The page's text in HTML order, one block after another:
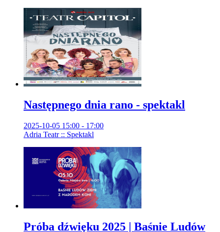
Następnego dnia rano - spektakl
2025-10-05 15:00 - 17:00
Adria Teatr :: Spektakl
Próba dźwięku 2025 | Baśnie Ludów